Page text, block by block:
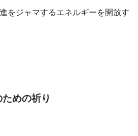
をジャマするエネルギーを開放す
めの祈り